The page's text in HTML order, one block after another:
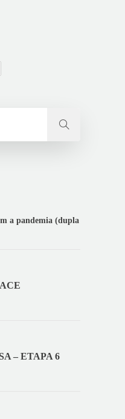
a pandemia (dupla
– ETAPA 6